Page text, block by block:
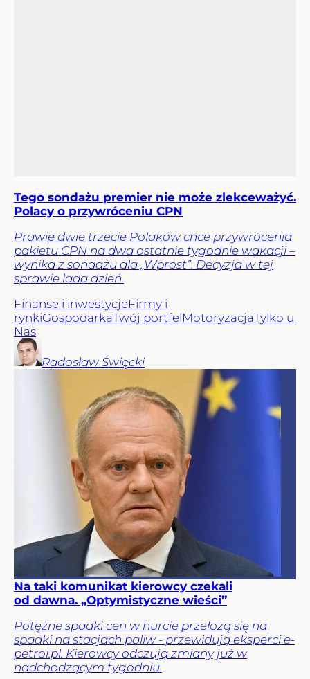
Tego sondażu premier nie może zlekceważyć.
Polacy o przywróceniu CPN
Prawie dwie trzecie Polaków chce przywrócenia
pakietu CPN na dwa ostatnie tygodnie wakacji –
wynika z sondażu dla „Wprost”. Decyzja w tej
sprawie lada dzień.
Finanse i inwestycjeFirmy i
rynkiGospodarkaTwój portfelMotoryzacjaTylko u
Nas
Radosław Święcki
Na taki komunikat kierowcy czekali
od dawna. „Optymistyczne wieści”
Potężne spadki cen w hurcie przełożą się na
spadki na stacjach paliw - przewidują eksperci e-
petrol.pl. Kierowcy odczują zmiany już w
nadchodzącym tygodniu.